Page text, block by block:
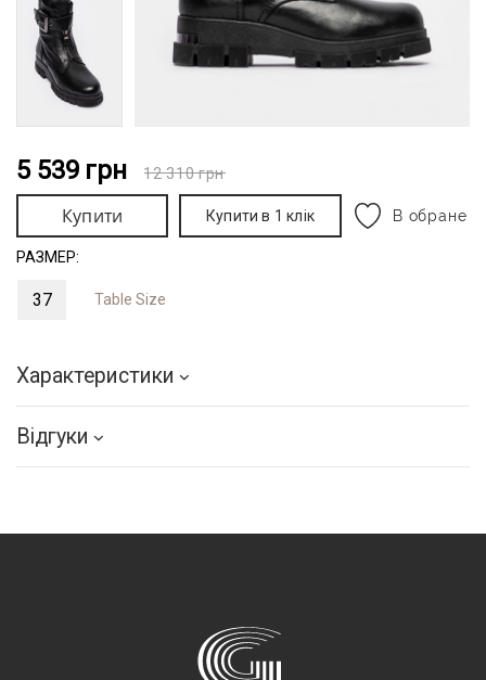
5 539 грн 12 310грн
Купити Купити в 1 клік В обране
РАЗМЕР:
37 Table Size
Характеристики
Відгуки